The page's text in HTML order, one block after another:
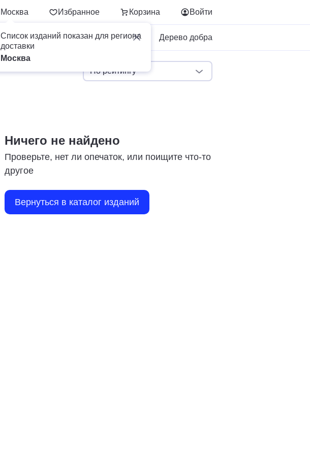
Москва Избранное Корзина
Список изданий показан для региона
доставки
Москва
Войти
Для бизнеса Дерево добра
По рейтингу
Ничего не найдено
Проверьте, нет ли опечаток, или поищите что-то
другое
Вернуться в каталог изданий